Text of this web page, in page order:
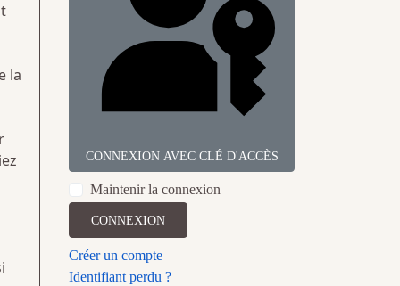
la
CONNEXION AVEC CLÉ D'ACCÈS
Maintenir la connexion
CONNEXION
Créer un compte
Identifiant perdu ?